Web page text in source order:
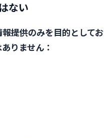
ない
提供のみを目的としてお
りません：